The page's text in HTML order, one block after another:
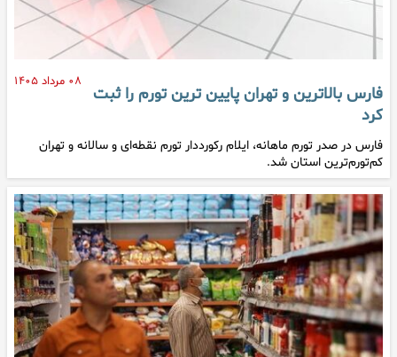
۰۸ مرداد ۱۴۰۵
فارس بالاترین و تهران پایین ترین تورم را ثبت
کرد
فارس در صدر تورم ماهانه، ایلام رکورددار تورم نقطه‌ای و سالانه و تهران
کم‌تورم‌ترین استان شد.